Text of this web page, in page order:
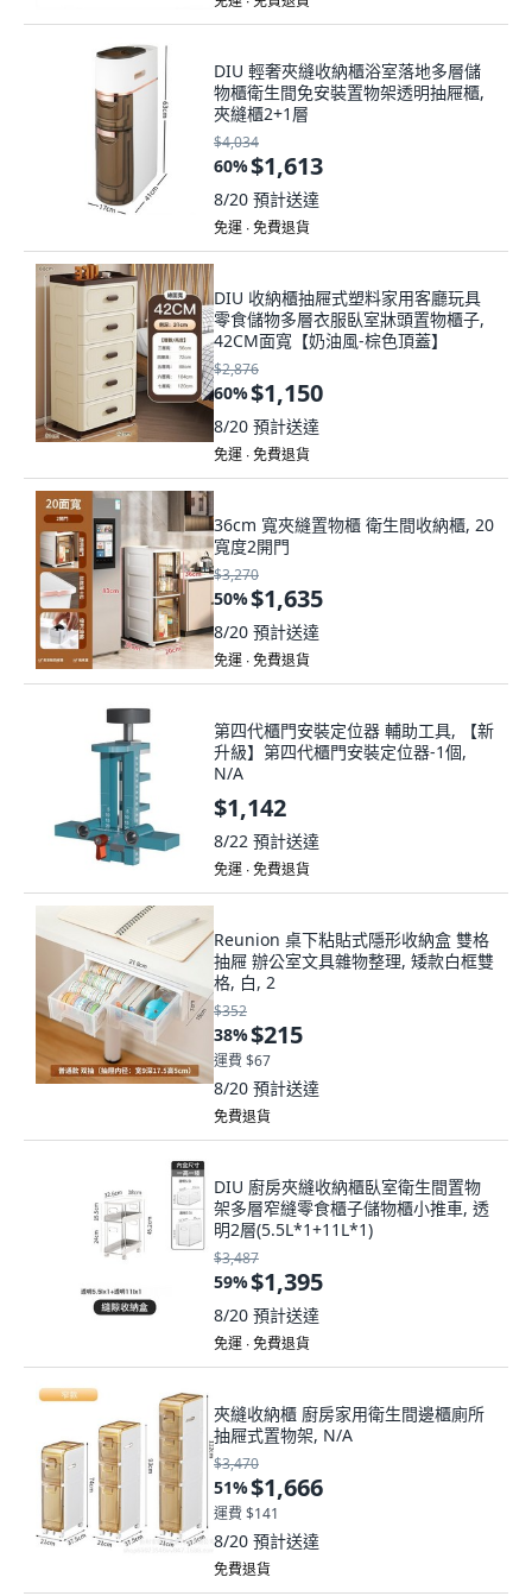
DIU 輕奢夾縫收納櫃浴室落地多層儲
物櫃衛生間免安裝置物架透明抽屜櫃,
夾縫櫃2+1層
$4,034
60%$1,613
8/20 預計送達
免運 ∙ 免費退貨
DIU 收納櫃抽屜式塑料家用客廳玩具
零食儲物多層衣服臥室牀頭置物櫃子,
42CM面寬【奶油風-棕色頂蓋】
$2,876
60%$1,150
8/20 預計送達
免運 ∙ 免費退貨
36cm 寬夾縫置物櫃 衛生間收納櫃, 20
寬度2開門
$3,270
50%$1,635
8/20 預計送達
免運 ∙ 免費退貨
第四代櫃門安裝定位器 輔助工具, 【新
升級】第四代櫃門安裝定位器-1個,
N/A
$1,142
8/22 預計送達
免運 ∙ 免費退貨
Reunion 桌下粘貼式隱形收納盒 雙格
抽屜 辦公室文具雜物整理, 矮款白框雙
格, 白, 2
$352
38%$215
運費 $67
8/20 預計送達
免費退貨
DIU 廚房夾縫收納櫃臥室衛生間置物
架多層窄縫零食櫃子儲物櫃小推車, 透
明2層(5.5L*1+11L*1)
$3,487
59%$1,395
8/20 預計送達
免運 ∙ 免費退貨
夾縫收納櫃 廚房家用衛生間邊櫃廁所
抽屜式置物架, N/A
$3,470
51%$1,666
運費 $141
8/20 預計送達
免費退貨